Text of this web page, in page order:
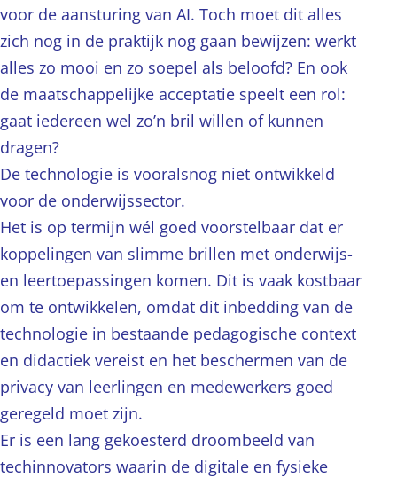
voor de aansturing van AI. Toch moet dit alles
zich nog in de praktijk nog gaan bewijzen: werkt
alles zo mooi en zo soepel als beloofd? En ook
de maatschappelijke acceptatie speelt een rol:
gaat iedereen wel zo’n bril willen of kunnen
dragen?
De technologie is vooralsnog niet ontwikkeld
voor de onderwijssector.
Het is op termijn wél goed voorstelbaar dat er
koppelingen van slimme brillen met onderwijs-
en leertoepassingen komen. Dit is vaak kostbaar
om te ontwikkelen, omdat dit inbedding van de
technologie in bestaande pedagogische context
en didactiek vereist en het beschermen van de
privacy van leerlingen en medewerkers goed
geregeld moet zijn.
Er is een lang gekoesterd droombeeld van
techinnovators waarin de digitale en fysieke